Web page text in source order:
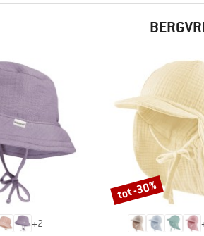
+2
Korting
tot -30%